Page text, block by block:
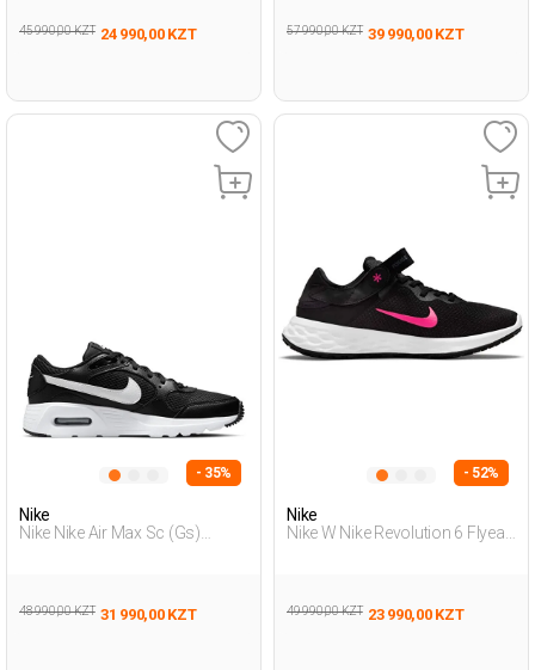
45 990,00 KZT 24 990,00 KZT 57 990,00 KZT 39 990,00 KZT
- 35%
Nike
Nike Nike Air Max Sc (Gs)
48 990,00 KZT 31 990,00 KZT
- 52%
Nike
Nike W Nike Revolution 6 Flyea
49 990,00 KZT 23 990,00 KZT